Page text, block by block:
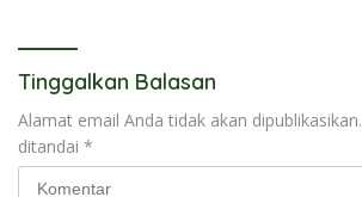
Tinggalkan Balasan
Alamat email Anda tidak akan dipublikasikan.
ditandai *